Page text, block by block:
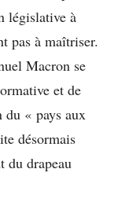
législative à
pas à maîtriser.
Macron se
et de
du « pays aux
désormais
du drapeau